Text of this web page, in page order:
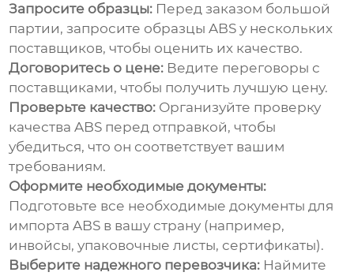
Запросите образцы: Перед заказом большой
партии, запросите образцы ABS у нескольких
поставщиков, чтобы оценить их качество.
Договоритесь о цене: Ведите переговоры с
поставщиками, чтобы получить лучшую цену.
Проверьте качество: Организуйте проверку
качества ABS перед отправкой, чтобы
убедиться, что он соответствует вашим
требованиям.
Оформите необходимые документы:
Подготовьте все необходимые документы для
импорта ABS в вашу страну (например,
инвойсы, упаковочные листы, сертификаты).
Выберите надежного перевозчика: Наймите